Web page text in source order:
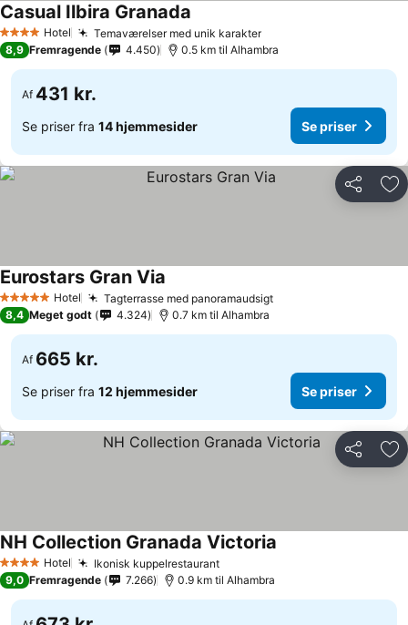
4 StjernerHotel Temaværelser med unik karakterSe priser
Casual Ilbira Granada
8,9 Fremragende 4.450 0.5 km til Alhambra
Af 431 kr.
Se priser fra 14 hjemmesider Se priser
Del
5 Stjerner Hotel Tagterrasse med panoramaudsigtSe priser
Eurostars Gran Via
8,4 Meget godt 4.324 0.7 km til Alhambra
Af 665 kr.
Se priser fra 12 hjemmesider Se priser
Del
4 StjernerHotel Ikonisk kuppelrestaurantSe priser
NH Collection Granada Victoria
9,0 Fremragende 7.266 0.9 km til Alhambra